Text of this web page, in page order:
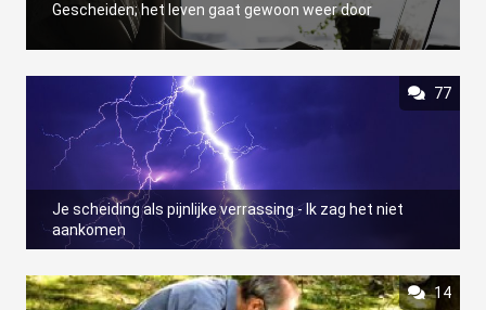
Gescheiden; het leven gaat gewoon weer door
77
Je scheiding als pijnlijke verrassing - Ik zag het niet
aankomen
14